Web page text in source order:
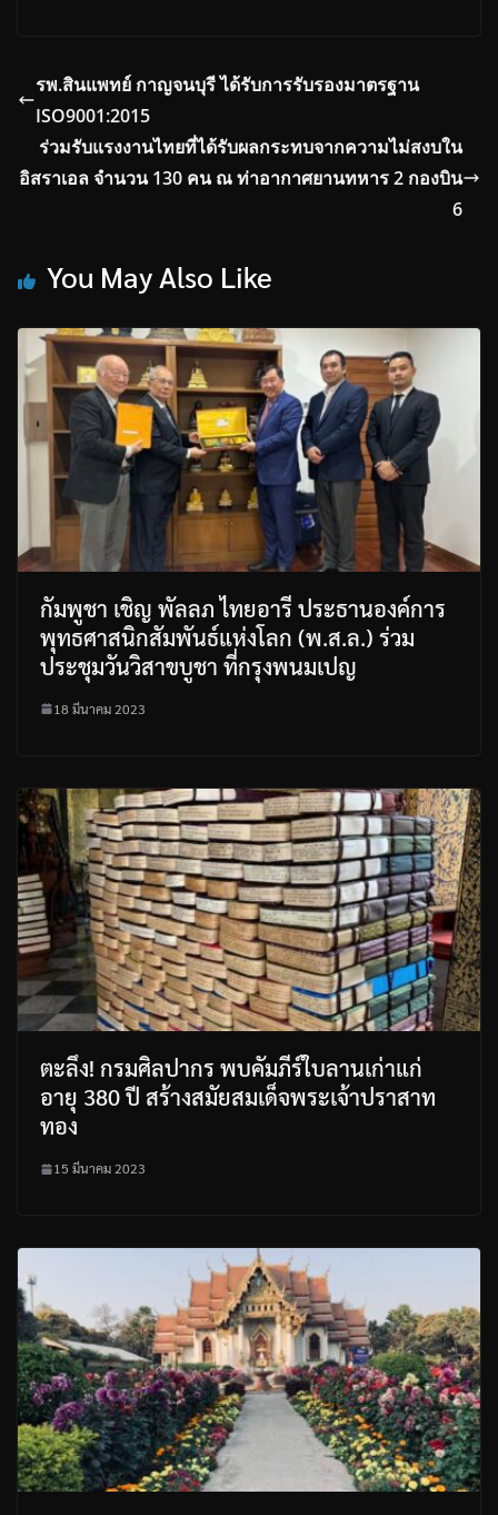
รพ.สินแพทย์ กาญจนบุรี ได้รับการรับรองมาตรฐาน
ISO9001:2015
ร่วมรับแรงงานไทยที่ได้รับผลกระทบจากความไม่สงบใน
อิสราเอล จำนวน 130 คน ณ ท่าอากาศยานทหาร 2 กองบิน
6
You May Also Like
กัมพูชา เชิญ พัลลภ ไทยอารี ประธานองค์การ
พุทธศาสนิกสัมพันธ์แห่งโลก (พ.ส.ล.) ร่วม
ประชุมวันวิสาขบูชา ที่กรุงพนมเปญ
18 มีนาคม 2023
ตะลึง! กรมศิลปากร พบคัมภีร์ใบลานเก่าแก่
อายุ 380 ปี สร้างสมัยสมเด็จพระเจ้าปราสาท
ทอง
15 มีนาคม 2023